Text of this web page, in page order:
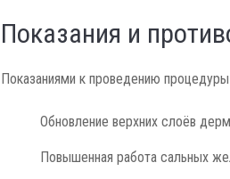
Показания и
Показаниями к проведению
Обновление верхних слоёв
Повышенная работа сальных